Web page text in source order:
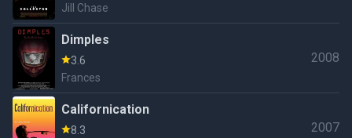
Jill Chase
Dimples
3.6
Frances
2008
Californication
8.3
2007